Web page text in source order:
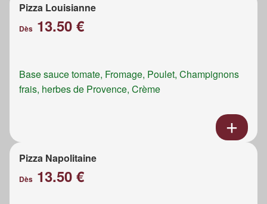
Pizza Louisianne
Dès 13.50 €
Base sauce tomate, Fromage, Poulet, Champignons
frais, herbes de Provence, Crème
Pizza Napolitaine
Dès 13.50 €